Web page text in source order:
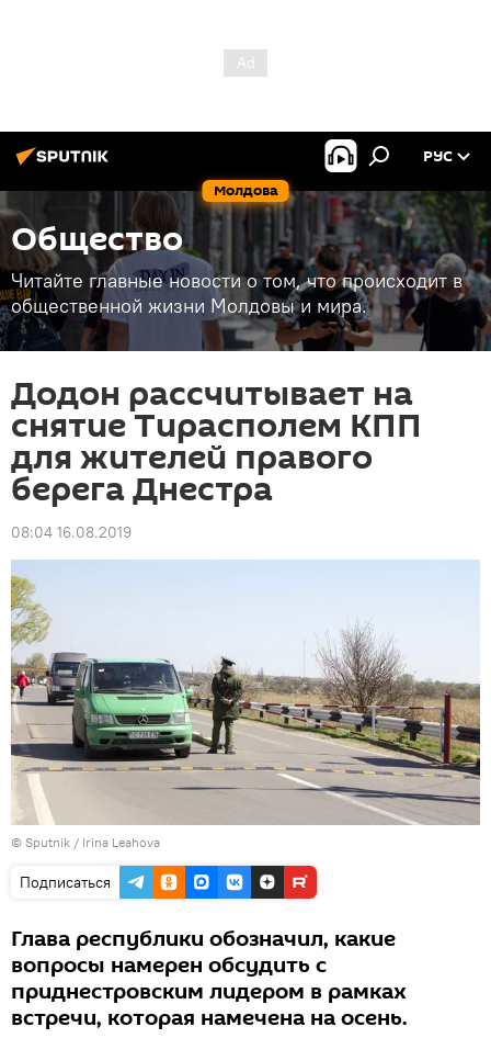
Молдова
РУС
Общество
Читайте главные новости о том, что происходит в
общественной жизни Молдовы и мира.
Додон рассчитывает на
снятие Тирасполем КПП
для жителей правого
берега Днестра
08:04 16.08.2019
© Sputnik / Irina Leahova
Подписаться
Глава республики обозначил, какие
вопросы намерен обсудить с
приднестровским лидером в рамках
встречи, которая намечена на осень.